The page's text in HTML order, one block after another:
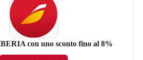
con uno sconto fino al 8%